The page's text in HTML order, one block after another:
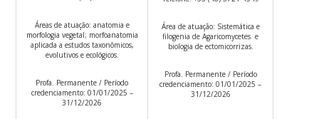
Áreas de atuação: anatomia e
morfologia vegetal; morfoanatomia
aplicada a estudos taxonômicos,
evolutivos e ecológicos.
Profa. Permanente / Período
credenciamento: 01/01/2025 –
31/12/2026
Área de atuação: Sistemática e
filogenia de Agaricomycetes e
biologia de ectomicorrizas.
Profa. Permanente / Período
credenciamento: 01/01/2025 –
31/12/2026